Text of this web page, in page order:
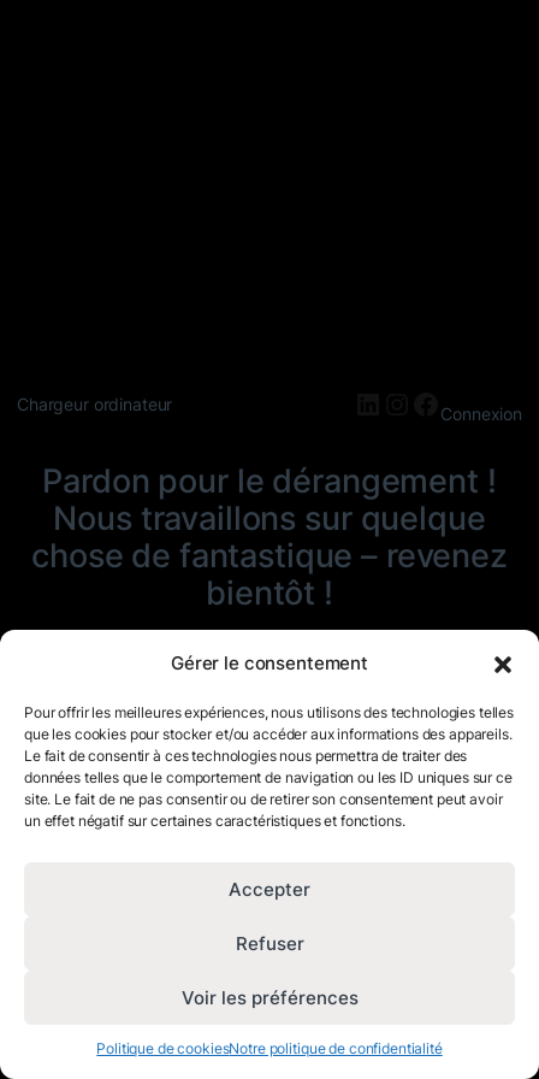
Gérer le consentement
Pour offrir les meilleures expériences, nous utilisons des technologies telles
que les cookies pour stocker et/ou accéder aux informations des appareils.
Le fait de consentir à ces technologies nous permettra de traiter des
données telles que le comportement de navigation ou les ID uniques sur ce
site. Le fait de ne pas consentir ou de retirer son consentement peut avoir
un effet négatif sur certaines caractéristiques et fonctions.
Accepter
Refuser
Voir les préférences
Politique de cookiesNotre politique de confidentialité
Chargeur ordinateur LinkedIn
Instagram
Connexion
Pardon pour le dérangement !
Nous travaillons sur quelque
chose de fantastique – revenez
bientôt !